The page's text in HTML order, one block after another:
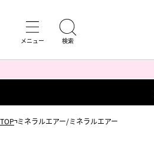
TOP ミネラルエアー/ミネラルエアー